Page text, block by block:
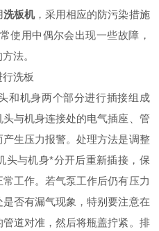
洗板机，采用相应的防污染措施
使用中偶尔会出现一些故障，
法。
洗板
机身两个部分进行插接组成
与机身连接处的电气插座、管
生压力报警。处理方法是调整
头与机身*分开后重新插接，保
工作。若气泵工作后仍有压力
否有漏气现象，特别要注意在
道对准，然后将瓶盖拧紧。排